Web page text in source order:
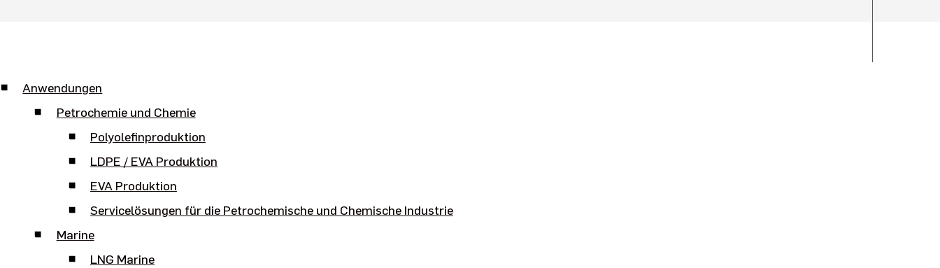
Anwendungen
Petrochemie und Chemie
Polyolefinproduktion
LDPE / EVA Produktion
EVA Produktion
Servicelösungen für die Petrochemische und Chemische Industrie
Marine
LNG Marine